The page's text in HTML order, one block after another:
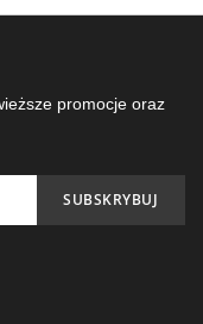
promocje oraz
SUBSKRYBUJ